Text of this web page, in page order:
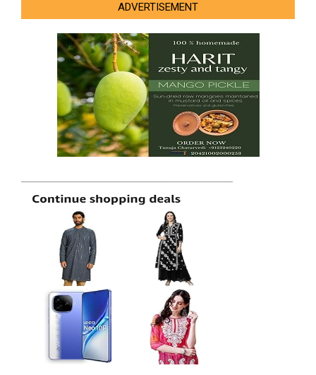
ADVERTISEMENT